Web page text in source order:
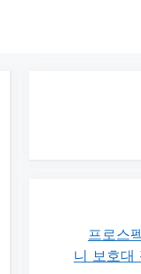
프로스
니 보호대